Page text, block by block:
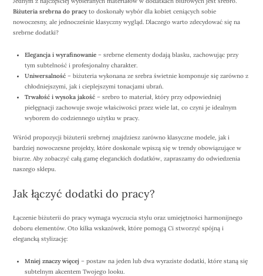
Biżuteria srebrna do pracyto doskonały wybór dla kobiet ceniących sobie
nowoczesny, ale jednocześnie klasyczny wygląd. Dlaczego warto zdecydować się na
srebrne dodatki?
Elegancja i wyrafinowanie – srebrne elementy dodają blasku, zachowując przy
tym subtelność i profesjonalny charakter.
Uniwersalność – biżuteria wykonana ze srebra świetnie komponuje się zarówno z
chłodniejszymi, jak i cieplejszymi tonacjami ubrań.
Trwałość i wysoka jakość – srebro to materiał, który przy odpowiedniej
pielęgnacji zachowuje swoje właściwości przez wiele lat, co czyni je idealnym
wyborem do codziennego użytku w pracy.
Wśród propozycji biżuterii srebrnej znajdziesz zarówno klasyczne modele, jak i
bardziej nowoczesne projekty, które doskonale wpiszą się w trendy obowiązujące w
biurze. Aby zobaczyć całą gamę eleganckich dodatków, zapraszamy do odwiedzenia
naszego sklepu.
Jak łączyć dodatki do pracy?
Łączenie biżuterii do pracy wymaga wyczucia stylu oraz umiejętności harmonijnego
doboru elementów. Oto kilka wskazówek, które pomogą Ci stworzyć spójną i
elegancką stylizację:
Mniej znaczy więcej – postaw na jeden lub dwa wyraziste dodatki, które staną się
subtelnym akcentem Twojego looku.